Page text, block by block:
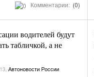
Комментарии: (0)
водителей будут
табличкой, а не
, Автоновости России